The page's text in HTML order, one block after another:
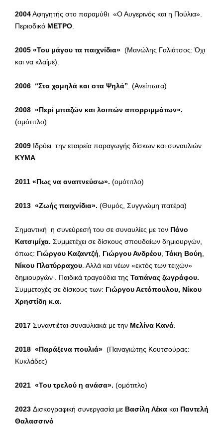
2004Αφηγητής στο παραμύθι «Ο Αυγερινός και η Πούλια».
Περιοδικό ΜΕΤΡΟ
2005 «Του μάγου τα παιχνίδια» (Μανώλης Γαλιάτσος: Όχι
και να κλαίμε).
2006 “Στα χαμηλά και στα Ψηλά” . (Ανείπωτα)
2008 «Περί μπαζών και λοιπών απορριμμάτων».
(ομότιτλο)
2009 Ιδρύει την εταιρεία παραγωγής δίσκων και συναυλιών
ΚΥΜΑ
2011 «Πως να αναπνεύσω». (ομότιτλο)
2013 «Ζωής παιχνίδια». (Θυμός, Συγγνώμη πατέρα)
Σημαντική η συνεύρεσή του σε συναυλίες με τον Πάνο
Κατσιμίχα. Συμμετέχει σε δίσκους σπουδαίων δημιουργών,
όπως: Γιώργου Καζαντζή Γιώργου Ανδρέου Τάκη Βούη
Νίκου Πλατύρραχου . Αλλά και νέων «εκτός των τειχών»
δημιουργών . Παιδικά τραγούδια της Τατιάνας ζωγράφου.
Συμμετοχές σε δίσκους των: Γιώργου Αετόπουλου, Νίκου
Χρηστίδη κ.α.
2017 Συναντιέται συναυλιακά με την Μελίνα Κανά
2018 «Παράξενα πουλιά» (Παναγιώτης Κουτσούρας:
Κυκλάδες)
2021 «Του τρελού η ανάσα». (ομότιτλο)
2023 Δισκογραφική συνεργασία με Βασίλη Λέκα και Παντελή
Θαλασσινό